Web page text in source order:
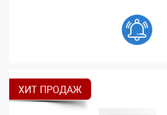
ХИТ ПРОДАЖ